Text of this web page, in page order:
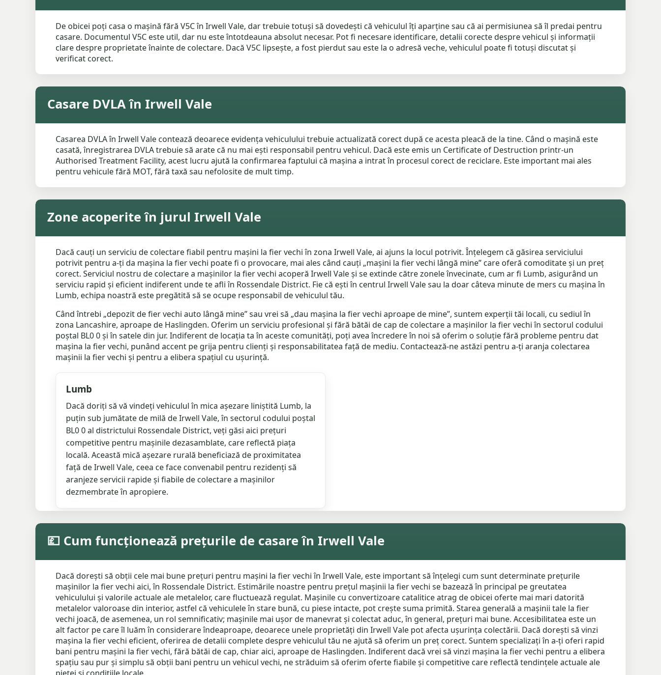
De obicei poți casa o mașină fără V5C în Irwell Vale, dar trebuie totuși să dovedești că vehiculul îți aparține sau că ai permisiunea să îl predai pentru
casare. Documentul V5C este util, dar nu este întotdeauna absolut necesar. Pot fi necesare identificare, detalii corecte despre vehicul și informații
clare despre proprietate înainte de colectare. Dacă V5C lipsește, a fost pierdut sau este la o adresă veche, vehiculul poate fi totuși discutat și
verificat corect.
Casare DVLA în Irwell Vale
Casarea DVLA în Irwell Vale contează deoarece evidența vehiculului trebuie actualizată corect după ce acesta pleacă de la tine. Când o mașină este
casată, înregistrarea DVLA trebuie să arate că nu mai ești responsabil pentru vehicul. Dacă este emis un Certificate of Destruction printr-un
Authorised Treatment Facility, acest lucru ajută la confirmarea faptului că mașina a intrat în procesul corect de reciclare. Este important mai ales
pentru vehicule fără MOT, fără taxă sau nefolosite de mult timp.
Zone acoperite în jurul Irwell Vale
Dacă cauți un serviciu de colectare fiabil pentru mașini la fier vechi în zona Irwell Vale, ai ajuns la locul potrivit. Înțelegem că găsirea serviciului
potrivit pentru a-ți da mașina la fier vechi poate fi o provocare, mai ales când cauți „mașini la fier vechi lângă mine” care oferă comoditate și un preț
corect. Serviciul nostru de colectare a mașinilor la fier vechi acoperă Irwell Vale și se extinde către zonele învecinate, cum ar fi Lumb, asigurând un
serviciu rapid și eficient indiferent unde te afli în Rossendale District. Fie că ești în centrul Irwell Vale sau la doar câteva minute de mers cu mașina în
Lumb, echipa noastră este pregătită să se ocupe responsabil de vehiculul tău.
Când întrebi „depozit de fier vechi auto lângă mine” sau vrei să „dau mașina la fier vechi aproape de mine”, suntem experții tăi locali, cu sediul în
zona Lancashire, aproape de Haslingden. Oferim un serviciu profesional și fără bătăi de cap de colectare a mașinilor la fier vechi în sectorul codului
poștal BL0 0 și în satele din jur. Indiferent de locația ta în aceste comunități, poți avea încredere în noi să oferim o soluție fără probleme pentru dat
mașina la fier vechi, punând accent pe grija pentru clienți și responsabilitatea față de mediu. Contactează-ne astăzi pentru a-ți aranja colectarea
mașinii la fier vechi și pentru a elibera spațiul cu ușurință.
Lumb
Dacă doriți să vă vindeți vehiculul în mica așezare liniștită Lumb, la
puțin sub jumătate de milă de Irwell Vale, în sectorul codului poștal
BL0 0 al districtului Rossendale District, veți găsi aici prețuri
competitive pentru mașinile dezasamblate, care reflectă piața
locală. Această mică așezare rurală beneficiază de proximitatea
față de Irwell Vale, ceea ce face convenabil pentru rezidenți să
aranjeze servicii rapide și fiabile de colectare a mașinilor
dezmembrate în apropiere.
💷 Cum funcționează prețurile de casare în Irwell Vale
Dacă dorești să obții cele mai bune prețuri pentru mașini la fier vechi în Irwell Vale, este important să înțelegi cum sunt determinate prețurile
mașinilor la fier vechi aici, în Rossendale District. Estimările noastre pentru prețul mașinii la fier vechi se bazează în principal pe greutatea
vehiculului și valorile actuale ale metalelor, care fluctuează regulat. Mașinile cu convertizoare catalitice atrag de obicei oferte mai mari datorită
metalelor valoroase din interior, astfel că vehiculele în stare bună, cu piese intacte, pot crește suma primită. Starea generală a mașinii tale la fier
vechi joacă, de asemenea, un rol semnificativ; mașinile mai ușor de manevrat și colectat aduc, în general, prețuri mai bune. Accesibilitatea este un
alt factor pe care îl luăm în considerare îndeaproape, deoarece unele proprietăți din Irwell Vale pot afecta ușurința colectării. Dacă dorești să vinzi
mașina la fier vechi eficient, oferirea de detalii complete despre vehiculul tău ne ajută să oferim un preț corect. Suntem specializați în a-ți oferi rapid
bani pentru mașini la fier vechi, fără bătăi de cap, chiar aici, aproape de Haslingden. Indiferent dacă vrei să vinzi mașina la fier vechi pentru a elibera
spațiu sau pur și simplu să obții bani pentru un vehicul vechi, ne străduim să oferim oferte fiabile și competitive care reflectă tendințele actuale ale